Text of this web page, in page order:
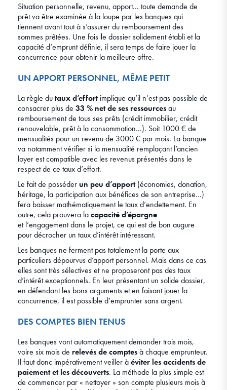
Situation personnelle, revenu, apport… toute demande de
prêt va être examinée à la loupe par les banques qui
tiennent avant tout à s’assurer du remboursement des
sommes prêtées. Une fois le dossier solidement établi et la
capacité d’emprunt définie, il sera temps de faire jouer la
concurrence pour obtenir la meilleure offre.
UN APPORT PERSONNEL, MÊME PETIT
La règle dutaux d’effortimplique qu’il n’est pas possible de
consacrer plus de 33 % net de ses ressourcesau
remboursement de tous ses prêts (crédit immobilier, crédit
renouvelable, prêt à la consommation…). Soit 1000 € de
mensualités pour un revenu de 3000 € par mois. La banque
va notamment vérifier si la mensualité remplaçant l’ancien
loyer est compatible avec les revenus présentés dans le
respect de ce taux d’effort.
Le fait de posséder un peu d’apport(économies, donation,
héritage, la participation aux bénéfices de son entreprise…)
fera baisser mathématiquement le taux d’endettement. En
outre, cela prouvera lacapacité d’épargne
et l’engagement dans le projet, ce qui est de bon augure
pour décrocher un taux d’intérêt intéressant.
Les banques ne ferment pas totalement la porte aux
particuliers dépourvus d’apport personnel. Mais dans ce cas
elles sont très sélectives et ne proposeront pas des taux
d’intérêt exceptionnels. En leur présentant un solide dossier,
en défendant les bons arguments et en faisant jouer la
concurrence, il est possible d’emprunter sans argent.
DES COMPTES BIEN TENUS
Les banques vont automatiquement demander trois mois,
voire six mois de relevés de comptesà chaque emprunteur.
Il faut donc impérativement veiller àéviter les accidents de
paiement et les découverts. La méthode la plus simple est
de commencer par « nettoyer » son compte plusieurs mois à